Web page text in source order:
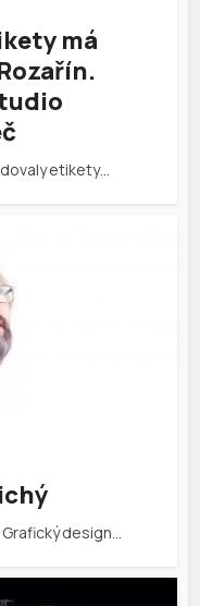
má
etikety…
design…